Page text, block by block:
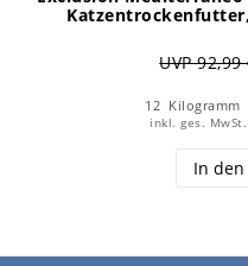
Katzentrockenfutter
UVP 92,99
12 Kilogramm
inkl. ges. MwSt.
In